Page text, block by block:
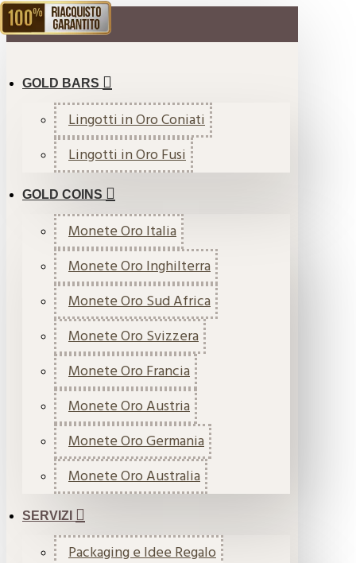
MENU
GOLD BARS
Lingotti in Oro Coniati
Lingotti in Oro Fusi
GOLD COINS
Monete Oro Italia
Monete Oro Inghilterra
Monete Oro Sud Africa
Monete Oro Svizzera
Monete Oro Francia
Monete Oro Austria
Monete Oro Germania
Monete Oro Australia
SERVIZI
Packaging e Idee Regalo
RIACQUISTO GARANTITO